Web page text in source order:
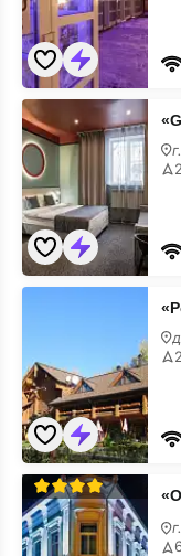
«Greenfeel
Кострома»
отель
«Романов
«Old
Street»
бутик-
отель